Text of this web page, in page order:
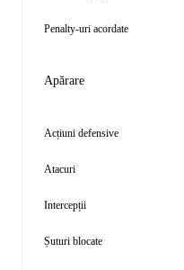
Penalty-uri acordate
Apărare
Acțiuni defensive
Atacuri
Intercepții
Șuturi blocate